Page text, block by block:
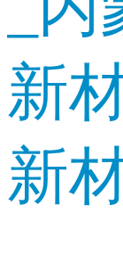
新
新